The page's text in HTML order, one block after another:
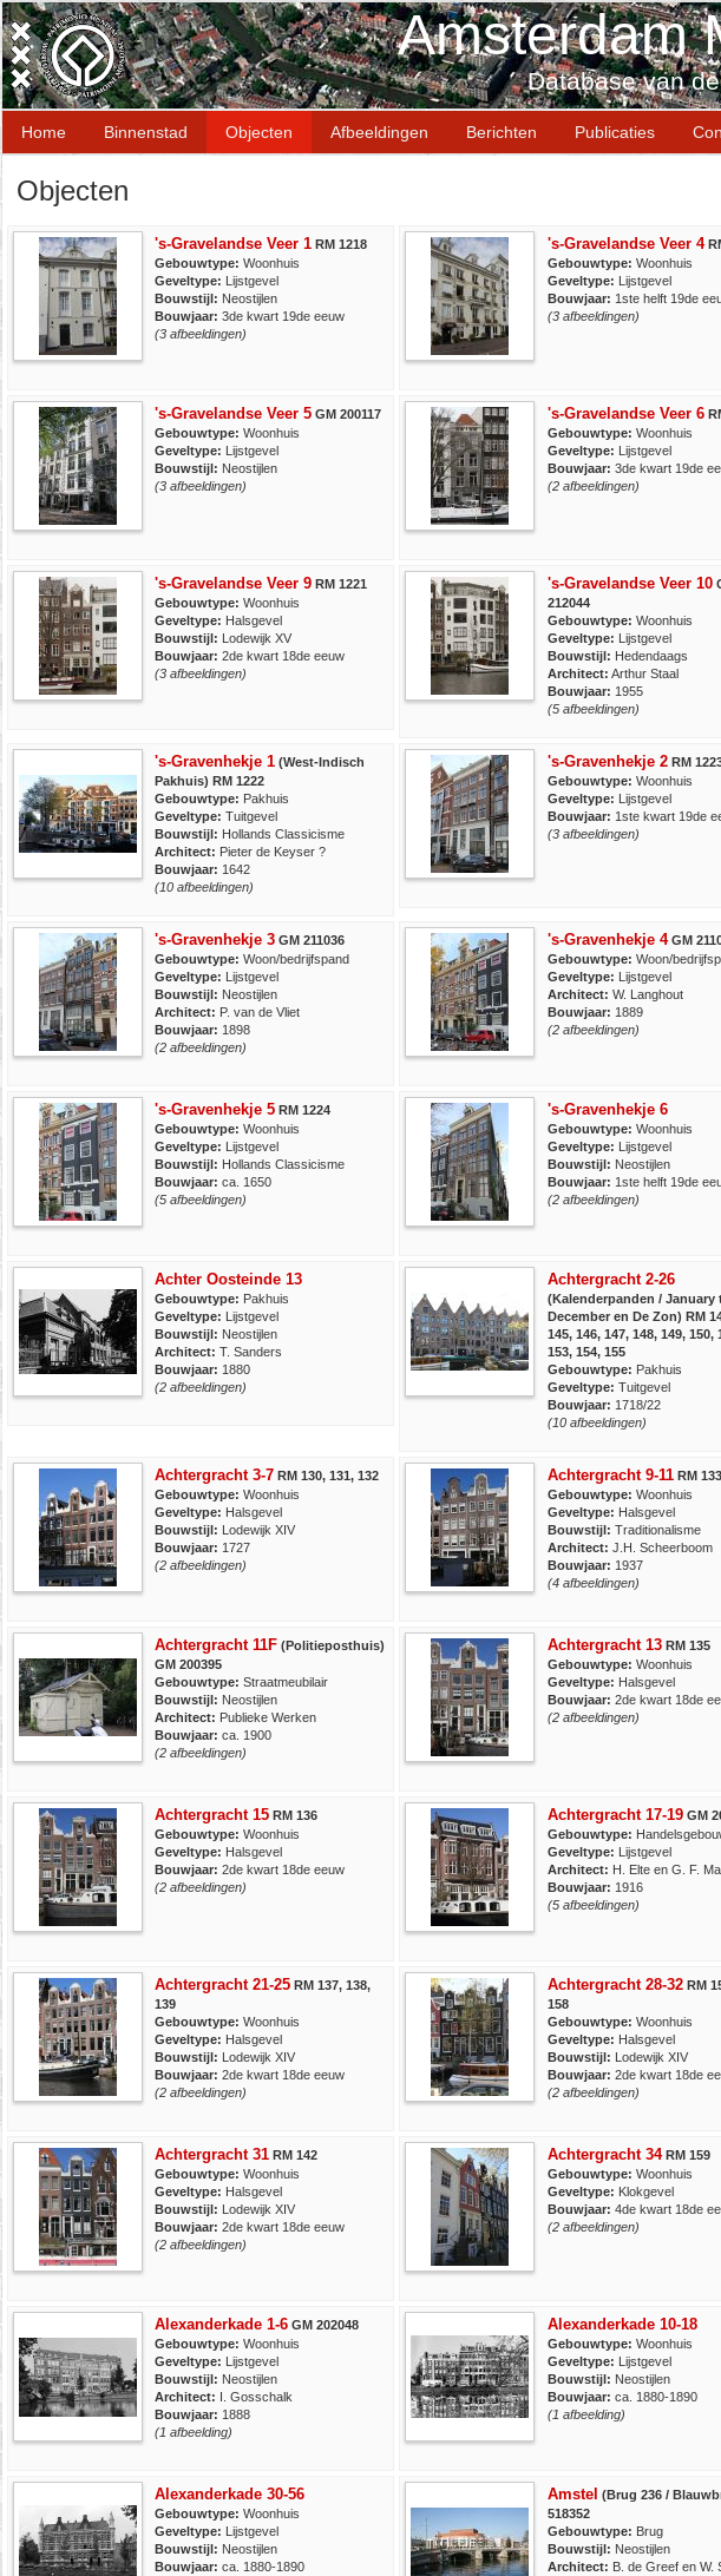
Amsterdam
Database van
Home Binnenstad Objecten Afbeeldingen Berichten Publicaties
Objecten
's-Gravelandse Veer 1 RM 1218
Gebouwtype: Woonhuis
Geveltype: Lijstgevel
Bouwstijl: Neostijlen
Bouwjaar: 3de kwart 19de eeuw
(3 afbeeldingen)
's-Gravelandse Veer 4
Gebouwtype: Woonhuis
Geveltype: Lijstgevel
Bouwjaar: 1ste helft 19de
(3 afbeeldingen)
's-Gravelandse Veer 5 GM 200117
Gebouwtype: Woonhuis
Geveltype: Lijstgevel
Bouwstijl: Neostijlen
(3 afbeeldingen)
's-Gravelandse Veer 6
Gebouwtype: Woonhuis
Geveltype: Lijstgevel
Bouwjaar: 3de kwart 19de
(2 afbeeldingen)
's-Gravelandse Veer 9 RM 1221
Gebouwtype: Woonhuis
Geveltype: Halsgevel
Bouwstijl: Lodewijk XV
Bouwjaar: 2de kwart 18de eeuw
(3 afbeeldingen)
's-Gravelandse Veer 10
212044
Gebouwtype: Woonhuis
Geveltype: Lijstgevel
Bouwstijl: Hedendaags
Architect: Arthur Staal
Bouwjaar: 1955
(5 afbeeldingen)
's-Gravenhekje 1 (West-Indisch
Pakhuis) RM 1222
Gebouwtype: Pakhuis
Geveltype: Tuitgevel
Bouwstijl: Hollands Classicisme
Architect: Pieter de Keyser ?
Bouwjaar: 1642
(10 afbeeldingen)
's-Gravenhekje 2RM
Gebouwtype: Woonhuis
Geveltype: Lijstgevel
Bouwjaar: 1ste kwart 19de
(3 afbeeldingen)
's-Gravenhekje 3 GM 211036
Gebouwtype: Woon/bedrijfspand
Geveltype: Lijstgevel
Bouwstijl: Neostijlen
Architect: P. van de Vliet
Bouwjaar: 1898
(2 afbeeldingen)
's-Gravenhekje 4GM
Gebouwtype: Woon/
Geveltype: Lijstgevel
Architect: W. Langhout
Bouwjaar: 1889
(2 afbeeldingen)
's-Gravenhekje 5 RM 1224
Gebouwtype: Woonhuis
Geveltype: Lijstgevel
Bouwstijl: Hollands Classicisme
Bouwjaar: ca. 1650
(5 afbeeldingen)
's-Gravenhekje 6
Gebouwtype: Woonhuis
Geveltype: Lijstgevel
Bouwstijl: Neostijlen
Bouwjaar: 1ste helft 19de
(2 afbeeldingen)
Achter Oosteinde 13
Gebouwtype: Pakhuis
Geveltype: Lijstgevel
Bouwstijl: Neostijlen
Architect: T. Sanders
Bouwjaar: 1880
(2 afbeeldingen)
Achtergracht 2-26
(Kalenderpanden / January
December en De Zon) RM
145, 146, 147, 148, 149, 150,
153, 154, 155
Gebouwtype: Pakhuis
Geveltype: Tuitgevel
Bouwjaar: 1718/22
(10 afbeeldingen)
Achtergracht 3-7 RM 130, 131, 132
Gebouwtype: Woonhuis
Geveltype: Halsgevel
Bouwstijl: Lodewijk XIV
Bouwjaar: 1727
(2 afbeeldingen)
Achtergracht 9-11RM
Gebouwtype: Woonhuis
Geveltype: Halsgevel
Bouwstijl: Traditionalisme
Architect: J.H. Scheerboom
Bouwjaar: 1937
(4 afbeeldingen)
Achtergracht 11F (Politieposthuis)
GM 200395
Gebouwtype: Straatmeubilair
Bouwstijl: Neostijlen
Architect: Publieke Werken
Bouwjaar: ca. 1900
(2 afbeeldingen)
Achtergracht 13RM 135
Gebouwtype: Woonhuis
Geveltype: Halsgevel
Bouwjaar: 2de kwart 18de
(2 afbeeldingen)
Achtergracht 15 RM 136
Gebouwtype: Woonhuis
Geveltype: Halsgevel
Bouwjaar: 2de kwart 18de eeuw
(2 afbeeldingen)
Achtergracht 17-19GM
Gebouwtype:
Geveltype: Lijstgevel
Architect: H. Elte en G. F.
Bouwjaar: 1916
(5 afbeeldingen)
Achtergracht 21-25 RM 137, 138,
139
Gebouwtype: Woonhuis
Geveltype: Halsgevel
Bouwstijl: Lodewijk XIV
Bouwjaar: 2de kwart 18de eeuw
(2 afbeeldingen)
Achtergracht 28-32RM
158
Gebouwtype: Woonhuis
Geveltype: Halsgevel
Bouwstijl: Lodewijk XIV
Bouwjaar: 2de kwart 18de
(2 afbeeldingen)
Achtergracht 31 RM 142
Gebouwtype: Woonhuis
Geveltype: Halsgevel
Bouwstijl: Lodewijk XIV
Bouwjaar: 2de kwart 18de eeuw
(2 afbeeldingen)
Achtergracht 34RM 159
Gebouwtype: Woonhuis
Geveltype: Klokgevel
Bouwjaar: 4de kwart 18de
(2 afbeeldingen)
Alexanderkade 1-6 GM 202048
Gebouwtype: Woonhuis
Geveltype: Lijstgevel
Bouwstijl: Neostijlen
Architect: I. Gosschalk
Bouwjaar: 1888
(1 afbeelding)
Alexanderkade 10-18
Gebouwtype: Woonhuis
Geveltype: Lijstgevel
Bouwstijl: Neostijlen
Bouwjaar: ca. 1880-1890
(1 afbeelding)
Alexanderkade 30-56
Gebouwtype: Woonhuis
Geveltype: Lijstgevel
Bouwstijl: Neostijlen
Bouwjaar: ca. 1880-1890
Amstel (Brug 236 /
518352
Gebouwtype: Brug
Bouwstijl: Neostijlen
Architect: B. de Greef en W.